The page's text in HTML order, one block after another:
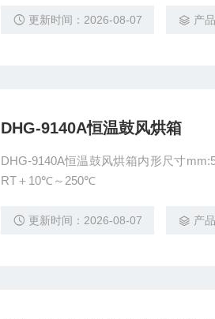
更新时间：2026-08-07 产
DHG-9140A恒温鼓风烘箱
DHG-9140A恒温鼓风烘箱内形尺寸
RT＋10℃～250℃
更新时间：2026-08-07 产